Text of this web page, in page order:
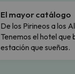
El mayor catálogo
De los Pirineos a los
Tenemos el hotel que
estación que sueñas.